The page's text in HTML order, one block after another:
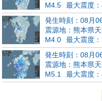
M4.5
最大震度
発生時刻：08月
震源地：熊本県
M4.0
最大震度
発生時刻：08月
震源地：熊本県
M5.1
最大震度